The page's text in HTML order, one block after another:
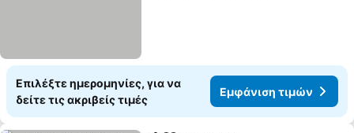
Επιλέξτε ημερομηνίες, για να
δείτε τις ακριβείς τιμές
Εμφάνιση τιμών